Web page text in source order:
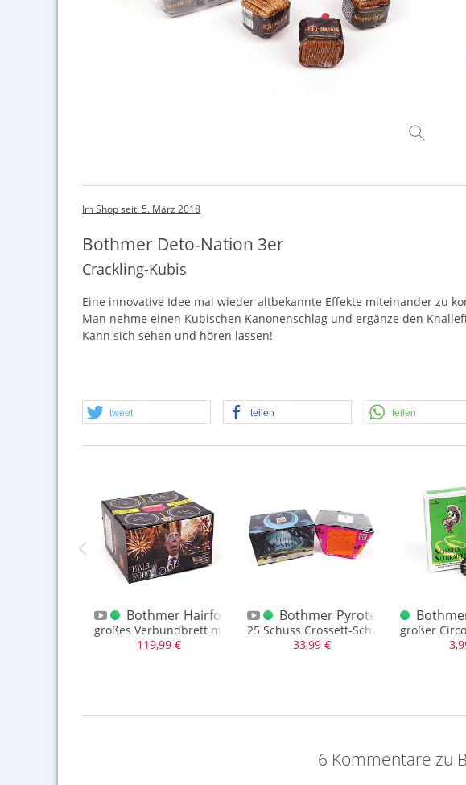
Im Shop seit: 5. März 2018
Bothmer Deto-Nation 3er
Crackling-Kubis
Eine innovative Idee mal wieder altbekannte Effekte miteinander zu
Man nehme einen Kubischen Kanonenschlag und ergänze den
Kann sich sehen und hören lassen!
tweet teilen teilen
Goldgeil Riesenvulkan Goldglut
mit ca. 60 Sek. Brenndauer
Bothmer Hairforce One
großes Verbundbrett mit 64 Schuss
119,99 €
Bothmer Pyrotechnik The
25 Schuss Crossett-Schweif-
33,99 €
großer
6 Kommentare zu